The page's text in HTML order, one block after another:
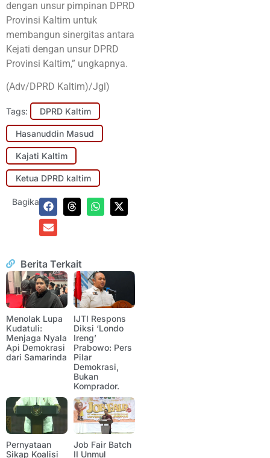
dengan unsur pimpinan DPRD
Provinsi Kaltim untuk
membangun sinergitas antara
Kejati dengan unsur DPRD
Provinsi Kaltim,” ungkapnya.
(Adv/DPRD Kaltim)/Jgl)
Tags: DPRD Kaltim
Hasanuddin Masud
Kajati Kaltim
Ketua DPRD kaltim
Bagikan:
Berita Terkait
Menolak Lupa
Kudatuli:
Menjaga Nyala
Api Demokrasi
dari Samarinda
IJTI Respons
Diksi ‘Londo
Ireng’
Prabowo: Pers
Pilar
Demokrasi,
Bukan
Komprador.
Pernyataan
Sikap Koalisi
Job Fair Batch
II Unmul